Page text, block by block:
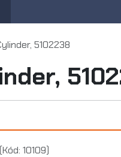
5102238
(Kód: 10109)